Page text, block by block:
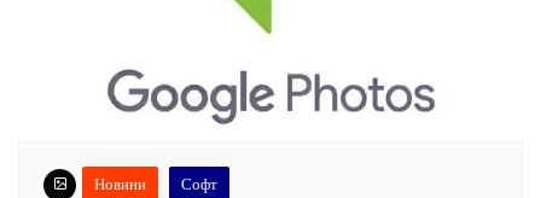
Новини Софт